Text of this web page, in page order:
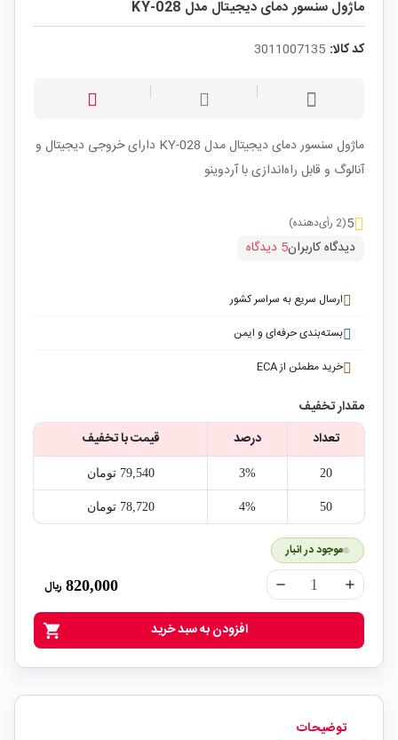
ماژول سنسور دمای دیجیتال مدل KY-028
کد کالا: 3011007135
ماژول سنسور دمای دیجیتال مدل KY-028 دارای خروجی دیجیتال و
آنالوگ و قابل راه‌اندازی با آردوینو
5(2 رأی‌دهنده)
دیدگاه کاربران5 دیدگاه
ارسال سریع به سراسر کشور
بسته‌بندی حرفه‌ای و ایمن
خرید مطمئن از ECA
مقدار تخفیف
تعداد
درصد قیمت با تخفیف
20
3% 79,540‎ تومان
50
4% 78,720‎ تومان
موجود در انبار
remove add
820,000 ریال
shopping_cart افزودن به سبد خرید
توضیحات